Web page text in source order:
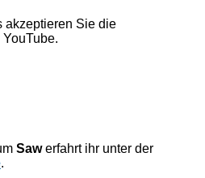
akzeptieren Sie die
Sawerfahrt ihr unter der
.